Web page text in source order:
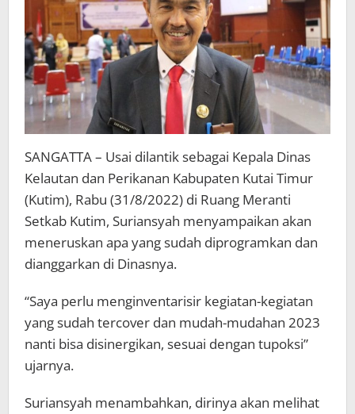
SANGATTA – Usai dilantik sebagai Kepala Dinas
Kelautan dan Perikanan Kabupaten Kutai Timur
(Kutim), Rabu (31/8/2022) di Ruang Meranti
Setkab Kutim, Suriansyah menyampaikan akan
meneruskan apa yang sudah diprogramkan dan
dianggarkan di Dinasnya.
“Saya perlu menginventarisir kegiatan-kegiatan
yang sudah tercover dan mudah-mudahan 2023
nanti bisa disinergikan, sesuai dengan tupoksi”
ujarnya.
Suriansyah menambahkan, dirinya akan melihat